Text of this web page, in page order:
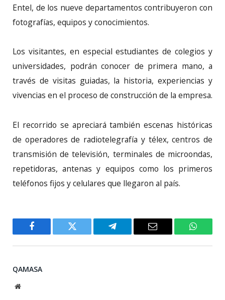
Entel, de los nueve departamentos contribuyeron con
fotografías, equipos y conocimientos.
Los visitantes, en especial estudiantes de colegios y
universidades, podrán conocer de primera mano, a
través de visitas guiadas, la historia, experiencias y
vivencias en el proceso de construcción de la empresa.
El recorrido se apreciará también escenas históricas
de operadores de radiotelegrafía y télex, centros de
transmisión de televisión, terminales de microondas,
repetidoras, antenas y equipos como los primeros
teléfonos fijos y celulares que llegaron al país.
Facebook Twitter Telegram Email
QAMASA
Website